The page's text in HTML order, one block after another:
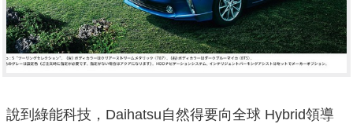
說到綠能科技，Daihatsu自然得要向全球 Hybrid領導